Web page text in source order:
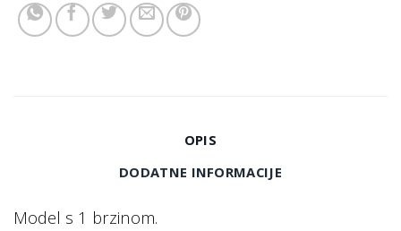
OPIS
DODATNE INFORMACIJE
Model s 1 brzinom.